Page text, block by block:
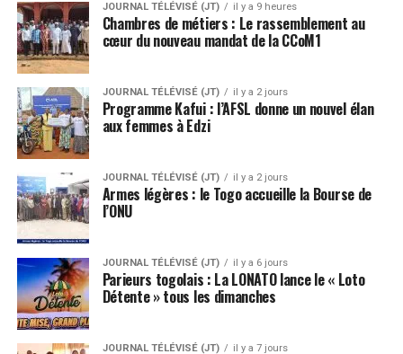
JOURNAL TÉLÉVISÉ (JT) il y a 9 heures
Chambres de métiers : Le rassemblement au
cœur du nouveau mandat de la CCoM1
JOURNAL TÉLÉVISÉ (JT) il y a 2 jours
Programme Kafui : l’AFSL donne un nouvel élan
aux femmes à Edzi
JOURNAL TÉLÉVISÉ (JT) il y a 2 jours
Armes légères : le Togo accueille la Bourse de
l’ONU
JOURNAL TÉLÉVISÉ (JT) il y a 6 jours
Parieurs togolais : La LONATO lance le « Loto
Détente » tous les dimanches
JOURNAL TÉLÉVISÉ (JT) il y a 7 jours